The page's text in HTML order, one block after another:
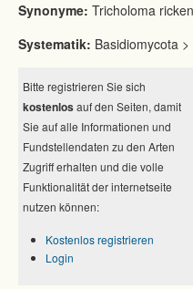
Synonyme: Tricholoma
Systematik: Basidiomycota
Bitte registrieren Sie sich
kostenlos auf den Seiten, damit
Sie auf alle Informationen und
Fundstellendaten zu den Arten
Zugriff erhalten und die volle
Funktionalität der internetseite
nutzen können:
Kostenlos registrieren
Login